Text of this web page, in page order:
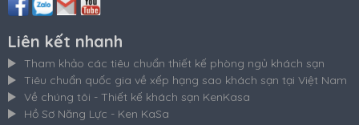
Liên kết nhanh
Tham khảo các tiêu chuẩn thiết kế phòng ngủ khách sạn
Tiêu chuẩn quốc gia về xếp hạng sao khách sạn tại Việt Nam
Về chúng tôi - Thiết kế khách sạn KenKasa
Hồ Sơ Năng Lực - Ken KaSa